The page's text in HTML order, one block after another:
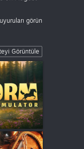
görün
Görüntüle